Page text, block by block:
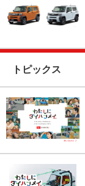
トピックス